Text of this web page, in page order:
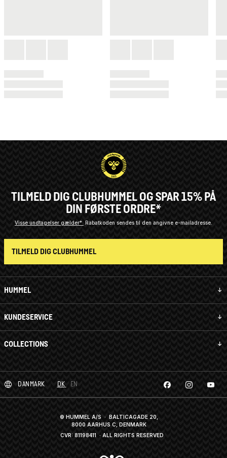
HUMMEL
KUNDESERVICE
COLLECTIONS
TILMELD DIG CLUBHUMMEL OG SPAR 15% PÅ
DIN FØRSTE ORDRE*
Visse undtagelser gælder* Rabatkoden sendes til den angivne e-mailadresse.
TILMELD DIG CLUBHUMMEL
DANMARK DK EN
© HUMMEL A/S · BALTICAGADE 20,
8000 AARHUS C, DENMARK
CVR: 81198411 · ALL RIGHTS RESERVED